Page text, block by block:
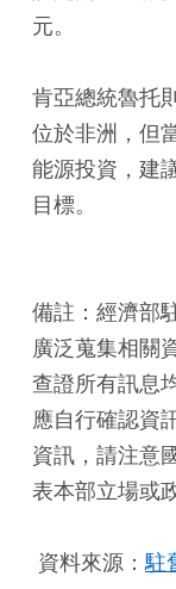
元。
肯亞總統魯托
位於非洲，但
能源投資，建
目標。
備註：經濟部
廣泛蒐集相關
查證所有訊息
應自行確認資
資訊，請注意
表本部立場或
資料來源：駐